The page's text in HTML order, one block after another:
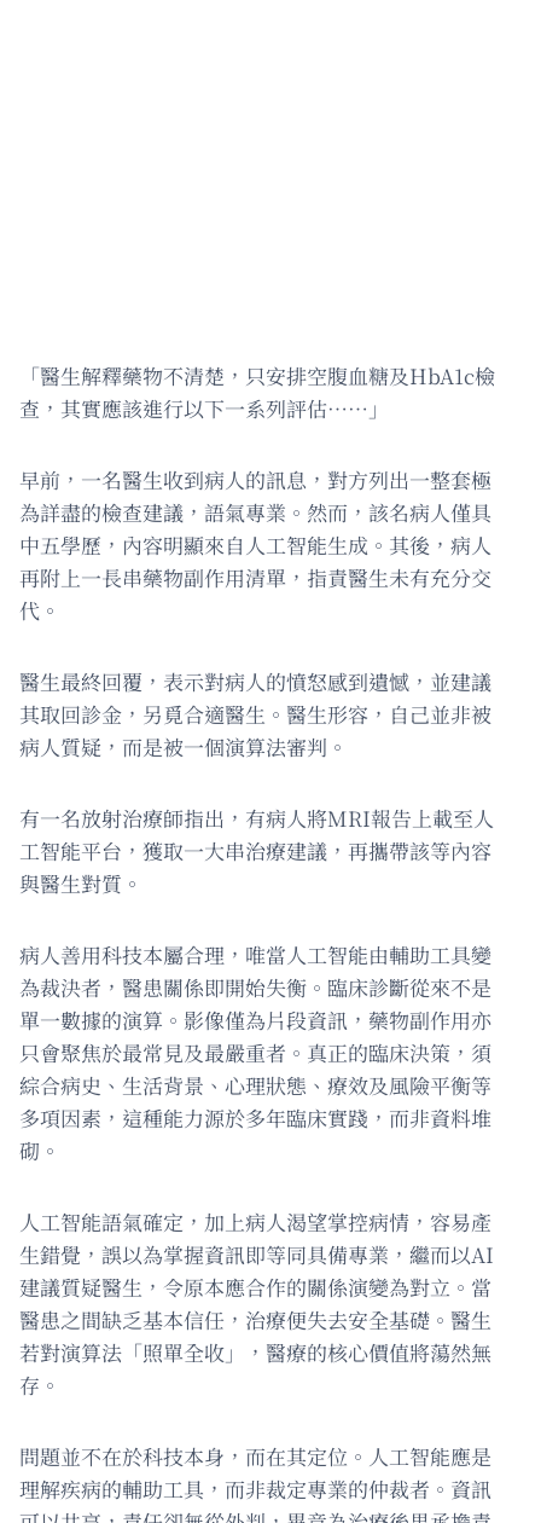
「醫生解釋藥物不清楚，只安排空腹血糖及HbA1c檢
查，其實應該進行以下一系列評估……」
早前，一名醫生收到病人的訊息，對方列出一整套極
為詳盡的檢查建議，語氣專業。然而，該名病人僅具
中五學歷，內容明顯來自人工智能生成。其後，病人
再附上一長串藥物副作用清單，指責醫生未有充分交
代。
醫生最終回覆，表示對病人的憤怒感到遺憾，並建議
其取回診金，另覓合適醫生。醫生形容，自己並非被
病人質疑，而是被一個演算法審判。
有一名放射治療師指出，有病人將MRI報告上載至人
工智能平台，獲取一大串治療建議，再攜帶該等內容
與醫生對質。
病人善用科技本屬合理，唯當人工智能由輔助工具變
為裁決者，醫患關係即開始失衡。臨床診斷從來不是
單一數據的演算。影像僅為片段資訊，藥物副作用亦
只會聚焦於最常見及最嚴重者。真正的臨床決策，須
綜合病史、生活背景、心理狀態、療效及風險平衡等
多項因素，這種能力源於多年臨床實踐，而非資料堆
砌。
人工智能語氣確定，加上病人渴望掌控病情，容易產
生錯覺，誤以為掌握資訊即等同具備專業，繼而以AI
建議質疑醫生，令原本應合作的關係演變為對立。當
醫患之間缺乏基本信任，治療便失去安全基礎。醫生
若對演算法「照單全收」，醫療的核心價值將蕩然無
存。
問題並不在於科技本身，而在其定位。人工智能應是
理解疾病的輔助工具，而非裁定專業的仲裁者。資訊